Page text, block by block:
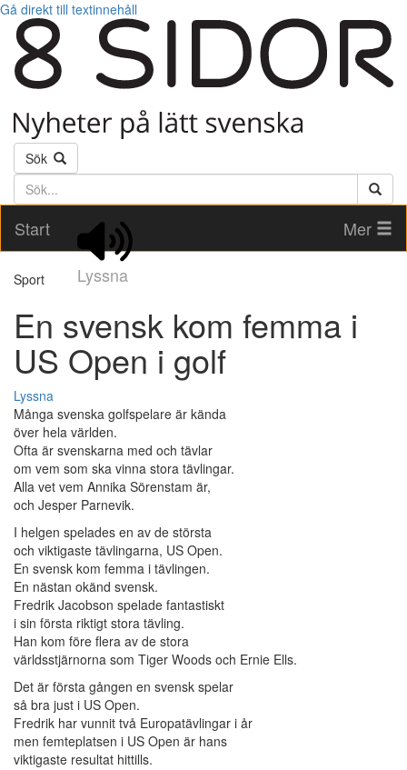
Gå direkt till textinnehåll
Sök
Söktext
Start
Lyssna
Mer
Sport
En svensk kom femma i
US Open i golf
Lyssna
Många svenska golfspelare är kända
över hela världen.
Ofta är svenskarna med och tävlar
om vem som ska vinna stora tävlingar.
Alla vet vem Annika Sörenstam är,
och Jesper Parnevik.
I helgen spelades en av de största
och viktigaste tävlingarna, US Open.
En svensk kom femma i tävlingen.
En nästan okänd svensk.
Fredrik Jacobson spelade fantastiskt
i sin första riktigt stora tävling.
Han kom före flera av de stora
världsstjärnorna som Tiger Woods och Ernie Ells.
Det är första gången en svensk spelar
så bra just i US Open.
Fredrik har vunnit två Europatävlingar i år
men femteplatsen i US Open är hans
viktigaste resultat hittills.